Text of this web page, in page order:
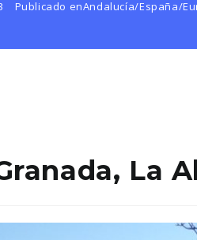
Publicado enAndalucía/España/
La